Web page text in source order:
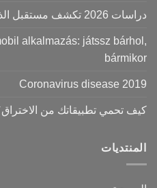
دراسات 2026 تكشف مستقبل الذكاء الاصطناعي في الرياضة
alkalmazás: játssz bárhol,
bármikor
Coronavirus disease 2019
كيف تحمي تطبيقاتك من
المنتديات